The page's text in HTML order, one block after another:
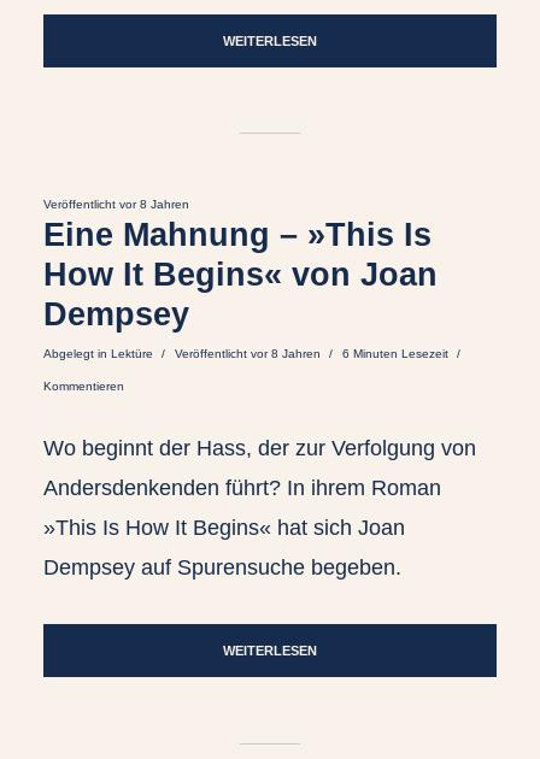
WEITERLESEN
Veröffentlicht vor 8 Jahren
Eine Mahnung – »This Is
How It Begins« von Joan
Dempsey
Abgelegt in Lektüre Veröffentlicht vor 8 Jahren 6 Minuten Lesezeit
Kommentieren
Wo beginnt der Hass, der zur Verfolgung von
Andersdenkenden führt? In ihrem Roman
»This Is How It Begins« hat sich Joan
Dempsey auf Spurensuche begeben.
WEITERLESEN